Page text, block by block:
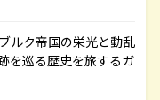
ルク帝国の栄光と動乱
を巡る歴史を旅するガ